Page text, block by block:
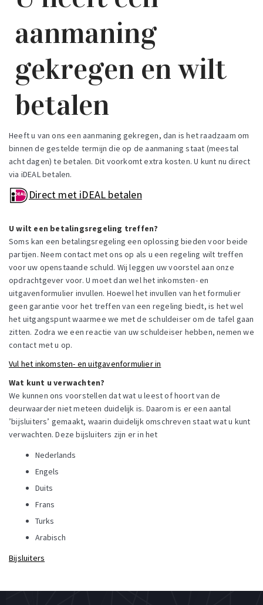
aanmaning
gekregen en wilt
betalen
Heeft u van ons een aanmaning gekregen, dan is het raadzaam om
binnen de gestelde termijn die op de aanmaning staat (meestal
acht dagen) te betalen. Dit voorkomt extra kosten. U kunt nu direct
via iDEAL betalen.
Direct met iDEAL betalen
U wilt een betalingsregeling treffen?
Soms kan een betalingsregeling een oplossing bieden voor beide
partijen. Neem contact met ons op als u een regeling wilt treffen
voor uw openstaande schuld. Wij leggen uw voorstel aan onze
opdrachtgever voor. U moet dan wel het inkomsten- en
uitgavenformulier invullen. Hoewel het invullen van het formulier
geen garantie voor het treffen van een regeling biedt, is het wel
het uitgangspunt waarmee we met de schuldeiser om de tafel gaan
zitten. Zodra we een reactie van uw schuldeiser hebben, nemen we
contact met u op.
Vul het inkomsten- en uitgavenformulier in
Wat kunt u verwachten?
We kunnen ons voorstellen dat wat u leest of hoort van de
deurwaarder niet meteen duidelijk is. Daarom is er een aantal
’bijsluiters’ gemaakt, waarin duidelijk omschreven staat wat u kunt
verwachten. Deze bijsluiters zijn er in het
Nederlands
Engels
Duits
Frans
Turks
Arabisch
Bijsluiters